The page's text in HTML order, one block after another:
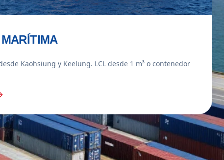
Kaohsiung y Keelung. LCL desde 1 m³ o contenedor